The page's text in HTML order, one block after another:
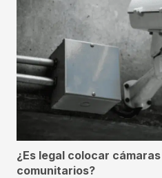
¿Es legal colocar
comunitarios?